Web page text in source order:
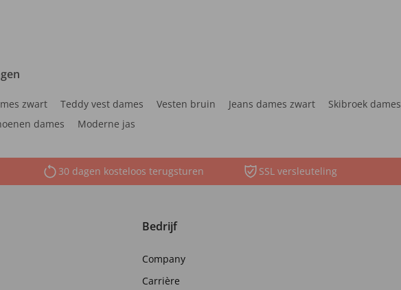
zwart Teddy vest dames Vesten bruin Jeans dames zwart Skibroek
dames
Moderne jas
30 dagen kosteloos terugsturen SSL versleuteling
Bedrijf
Company
Carrière